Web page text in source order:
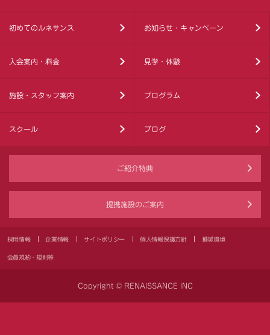
初めてのルネサンス お知らせ・キャンペーン
入会案内・料金 見学・体験
施設・スタッフ案内 プログラム
スクール ブログ
ご紹介特典
提携施設のご案内
採用情報 企業情報 サイトポリシー 個人情報保護方針 推奨環境
会員規約・規則等
Copyright © RENAISSANCE INC